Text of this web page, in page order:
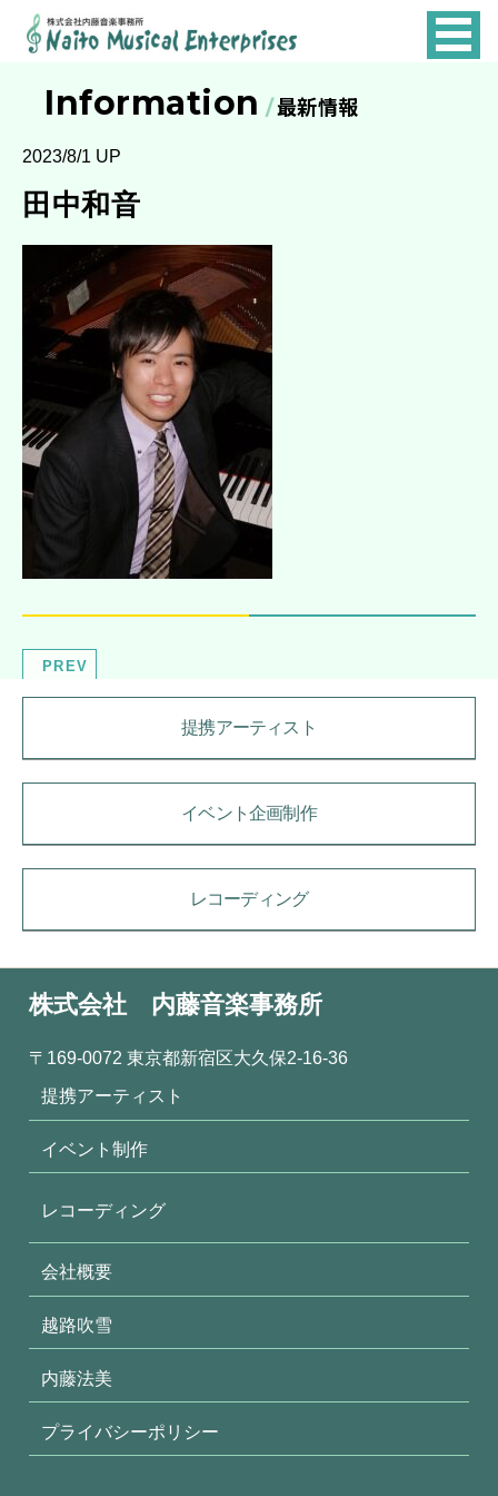
MUSICAL
ENTERPRISES
Information 最新情報
2023/8/1 UP
田中和音
PREV
提携アーティスト
イベント企画制作
レコーディング
株式会社 内藤音楽事務所
〒169-0072 東京都新宿区大久保2-16-36
提携アーティスト
イベント制作
レコーディング
会社概要
越路吹雪
内藤法美
プライバシーポリシー